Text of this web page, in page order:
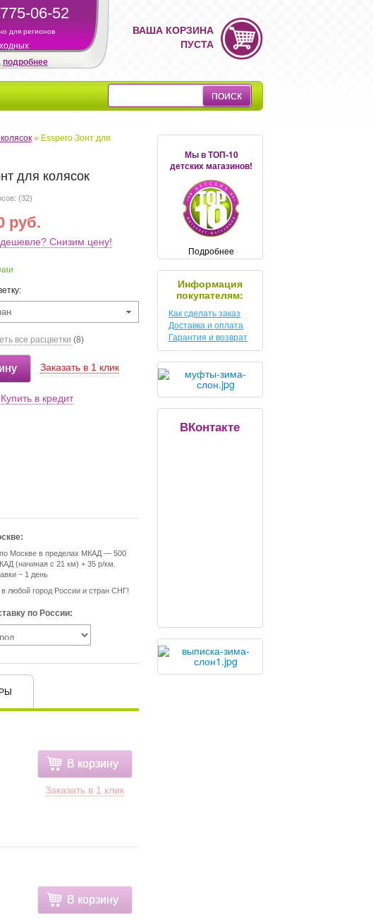
06-52
для регионов
подробнее
ВАША КОРЗИНА
ПУСТА
» Esspero Зонт для
для колясок
(32)
руб.
Снизим цену!
все расцветки (8)
Заказать в 1 клик
Купить в кредит
по Москве в пределах МКАД — 500
(начиная с 21 км) + 35 р/км.
~ 1 день
любой город России и стран СНГ!
по России:
В корзину
Заказать в 1 клик
В корзину
Мы в ТОП-10
детских магазинов!
Подробнее
Информация
покупателям:
Как сделать заказ
Доставка и оплата
Гарантия и возврат
ВКонтакте